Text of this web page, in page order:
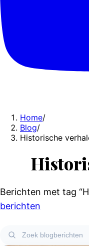
Home/
Blog/
Historische
Berichten met tag
berichten
Zoek blogberichten